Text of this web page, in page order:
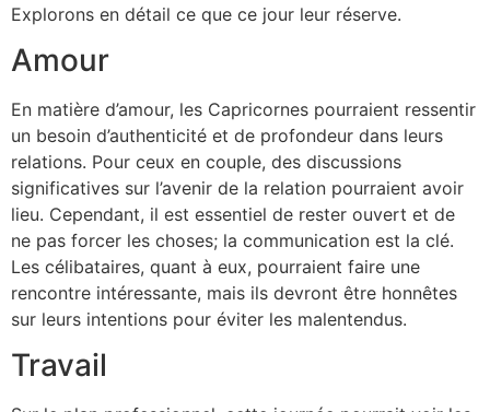
Explorons en détail ce que ce jour leur réserve.
Amour
En matière d’amour, les Capricornes pourraient ressentir
un besoin d’authenticité et de profondeur dans leurs
relations. Pour ceux en couple, des discussions
significatives sur l’avenir de la relation pourraient avoir
lieu. Cependant, il est essentiel de rester ouvert et de
ne pas forcer les choses; la communication est la clé.
Les célibataires, quant à eux, pourraient faire une
rencontre intéressante, mais ils devront être honnêtes
sur leurs intentions pour éviter les malentendus.
Travail